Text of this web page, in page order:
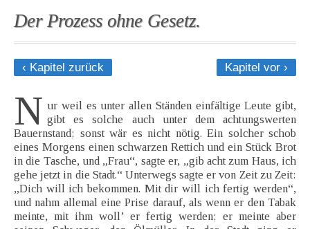
Der Prozess ohne Gesetz.
‹ Kapitel zurück Kapitel vor ›
N ur weil es unter allen Ständen einfältige Leute gibt,
gibt es solche auch unter dem achtungswerten
Bauernstand; sonst wär es nicht nötig. Ein solcher schob
eines Morgens einen schwarzen Rettich und ein Stück Brot
in die Tasche, und „Frau“, sagte er, „gib acht zum Haus, ich
gehe jetzt in die Stadt.“ Unterwegs sagte er von Zeit zu Zeit:
„Dich will ich bekommen. Mit dir will ich fertig werden“,
und nahm allemal eine Prise darauf, als wenn er den Tabak
meinte, mit ihm woll’ er fertig werden; er meinte aber